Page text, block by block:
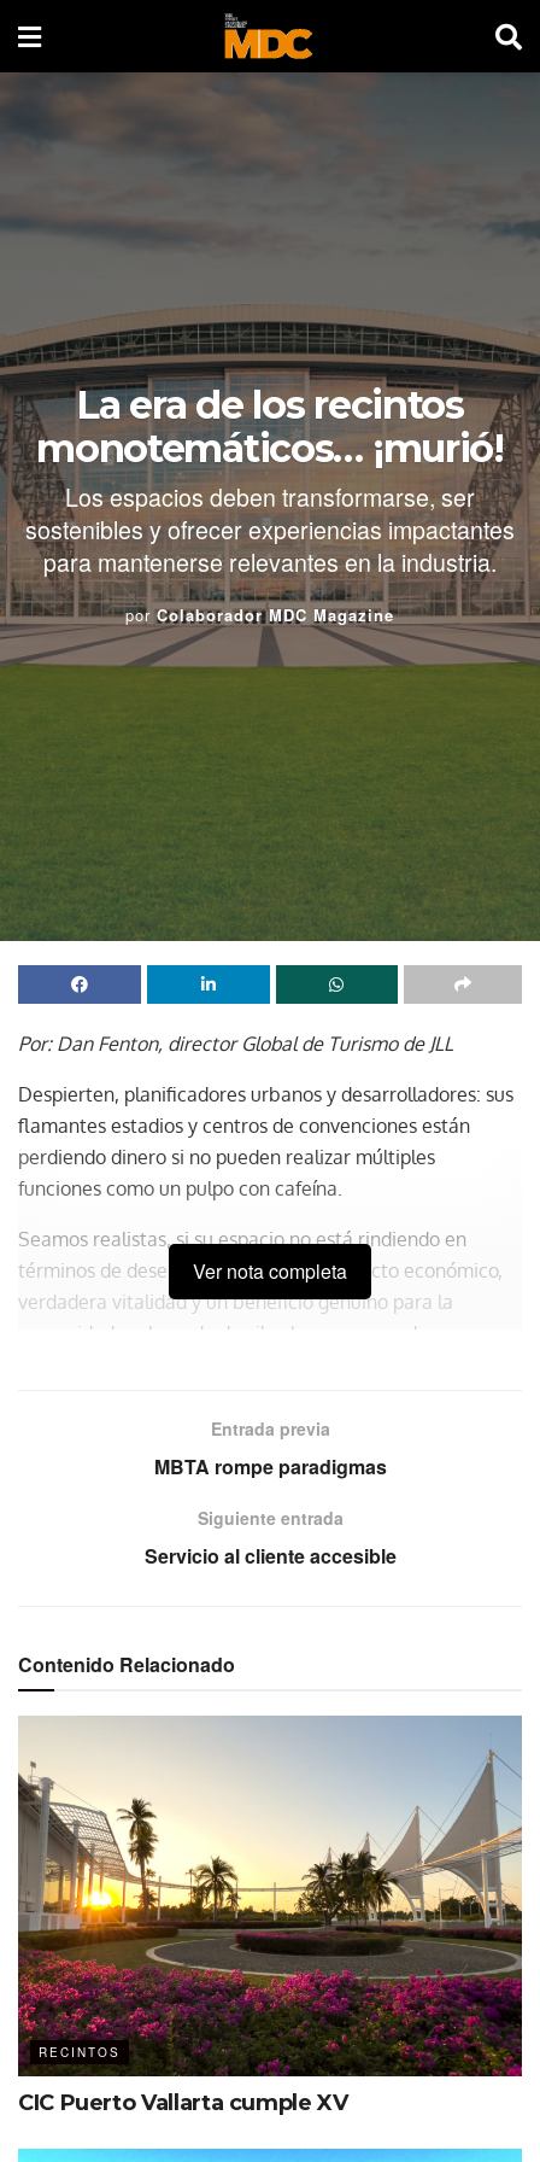
La era de los recintos
monotemáticos… ¡murió!
Los espacios deben transformarse, ser
sostenibles y ofrecer experiencias impactantes
para mantenerse relevantes en la industria.
por Colaborador MDC Magazine
Por: Dan Fenton, director Global de Turismo de JLL
Despierten, planificadores urbanos y desarrolladores: sus
flamantes estadios y centros de convenciones están
perdiendo dinero si no pueden realizar múltiples
funciones como un pulpo con cafeína.
Seamos realistas, si su espacio no está rindiendo en
términos de desempeño financiero, impacto económico,
verdadera vitalidad y un beneficio genuino para la
comunidad, es hora de derribarlo y empezar de nuevo.
con entretenimiento de calidad un día y ser el anfitrión de
una feria artesanal local al siguiente.
Los días en que bastaba con levantar cuatro paredes y
colocar algunos asientos para llamar a un lugar «arena»
quedaron atrás. Los recintos actuales deben
transformarse más rápido que un camaleón en una
pista de baile.Un día es un concierto de rock, al día
siguiente es una conferencia de tecnología, y luego un
partido de baloncesto deplayoffs. Y deben ofrecer una
experiencia espectacular en cada ocasión.
Competimos contra Netflix y el sofá.
ofrecer experiencias tan impactantes que la gente esté
Ver nota completa
Entrada previa
MBTA rompe paradigmas
Siguiente entrada
Servicio al cliente accesible
Contenido Relacionado
RECINTOS
CIC Puerto Vallarta cumple XV